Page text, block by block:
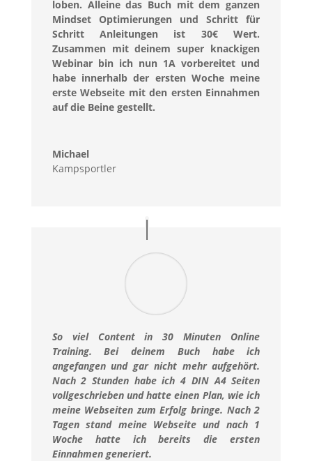
loben. Alleine das Buch mit dem ganzen
Mindset Optimierungen und Schritt für
Schritt Anleitungen ist 30€ Wert.
Zusammen mit deinem super knackigen
Webinar bin ich nun 1A vorbereitet und
habe innerhalb der ersten Woche meine
erste Webseite mit den ersten Einnahmen
auf die Beine gestellt.
Michael
Kampsportler
So viel Content in 30 Minuten Online
Training. Bei deinem Buch habe ich
angefangen und gar nicht mehr aufgehört.
Nach 2 Stunden habe ich 4 DIN A4 Seiten
vollgeschrieben und hatte einen Plan, wie ich
meine Webseiten zum Erfolg bringe. Nach 2
Tagen stand meine Webseite und nach 1
Woche hatte ich bereits die ersten
Einnahmen generiert.